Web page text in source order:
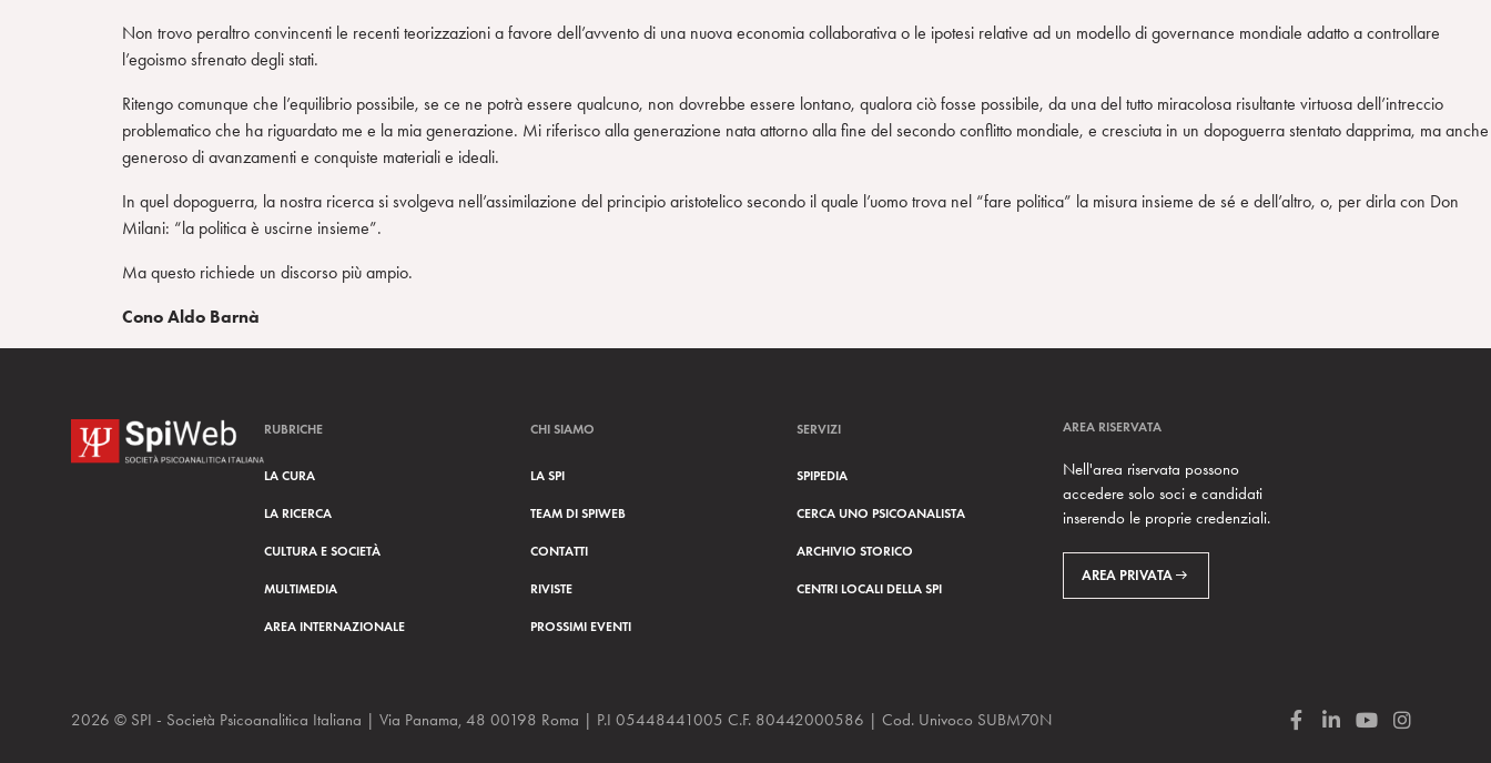
e
n
o
Non trovo peraltro convincenti le recenti teorizzazioni a favore dell’avvento di una nuova economia collaborativa o le ipotesi relative ad un modello di governance mondiale adatto a controllare
l’egoismo sfrenato degli stati.
Ritengo comunque che l’equilibrio possibile, se ce ne potrà essere qualcuno, non dovrebbe essere lontano, qualora ciò fosse possibile, da una del tutto miracolosa risultante virtuosa dell’intreccio
problematico che ha riguardato me e la mia generazione. Mi riferisco alla generazione nata attorno alla fine del secondo conflitto mondiale, e cresciuta in un dopoguerra stentato dapprima, ma anche
generoso di avanzamenti e conquiste materiali e ideali.
In quel dopoguerra, la nostra ricerca si svolgeva nell’assimilazione del principio aristotelico secondo il quale l’uomo trova nel “fare politica” la misura insieme de sé e dell’altro, o, per dirla con Don
Milani: “la politica è uscirne insieme”.
Ma questo richiede un discorso più ampio.
Cono Aldo Barnà
RUBRICHE
LA CURA
LA RICERCA
CULTURA E SOCIETÀ
MULTIMEDIA
AREA INTERNAZIONALE
CHI SIAMO
LA SPI
TEAM DI SPIWEB
CONTATTI
RIVISTE
PROSSIMI EVENTI
SERVIZI
SPIPEDIA
CERCA UNO PSICOANALISTA
ARCHIVIO STORICO
CENTRI LOCALI DELLA SPI
AREA RISERVATA
Nell'area riservata possono
accedere solo soci e candidati
inserendo le proprie credenziali.
AREA PRIVATA
2026 © SPI - Società Psicoanalitica Italiana | Via Panama, 48 00198 Roma | P.I 05448441005 C.F. 80442000586 | Cod. Univoco SUBM70N
F
L
Y
I